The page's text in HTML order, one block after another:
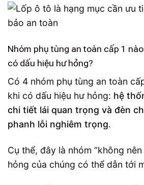
Nhóm phụ tùng an toàn cấp 1
có dấu hiệu hư hỏng?
Có 4 nhóm phụ tùng an toàn
khi có dấu hiệu hư hỏng: hệ
chi tiết lái quan trọng và đèn
phanh lỗi nghiêm trọng.
Cụ thể, đây là nhóm “không
hỏng của chúng có thể dẫn tới